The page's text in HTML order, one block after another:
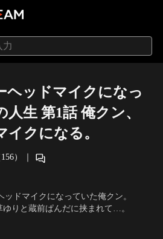
ヘッドマイクになっ
生 第1話 俺クン、
イクになる。
156） ｜
ドマイクになっていた俺クン。
りと蔵前ぱんだに挟まれて…。